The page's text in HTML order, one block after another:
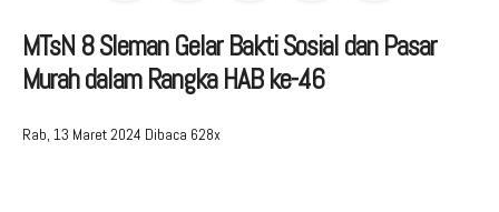
PMBM
Perpustakaan Madyadesta
MTsN 8 Sleman Gelar Bakti Sosial dan Pasar
Murah dalam Rangka HAB ke-46
Rab, 13 Maret 2024 Dibaca 628x